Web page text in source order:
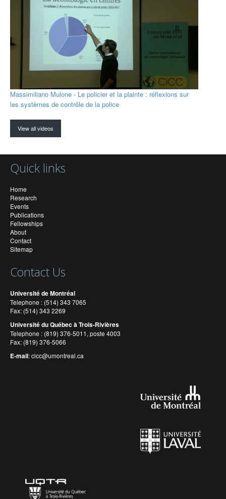
Massimiliano Mulone - Le policier et la plainte : réflexions sur
les systèmes de contrôle de la police
View all videos
Quick links
Home
Research
Events
Publications
Fellowships
About
Contact
Sitemap
Contact Us
Université de Montréal
Telephone : (514) 343 7065
Fax: (514) 343 2269
Université du Québec à Trois-Rivières
Telephone : (819) 376-5011, poste 4003
Fax: (819) 376-5066
E-mail:cicc@umontreal.ca